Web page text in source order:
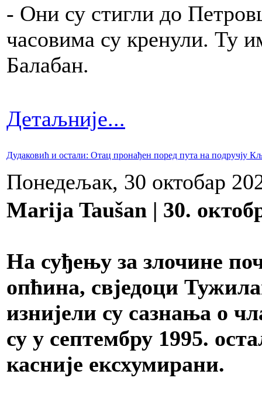
- Они су стигли до
часовима су кренули. Ту
Балабан.
Детаљније...
Дудаковић и остали: Отац пронађен поред пута на подручју
Понедељак, 30 октобар
Marija Taušan | 30.
На суђењу за злочине
опћина, свједоци
изнијели су сазнања о
су у септембру 1995.
касније ексхумирани.